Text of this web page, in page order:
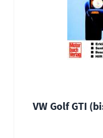
VW Golf GTI